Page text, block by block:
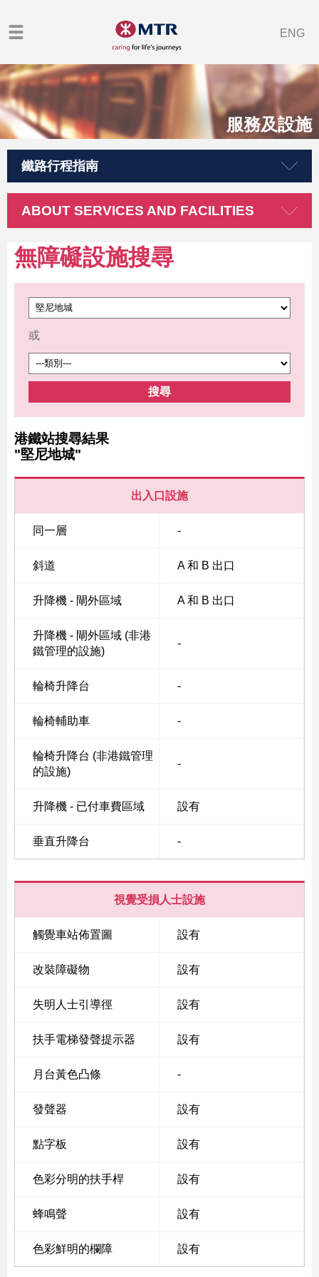
Content
ENG
服務及設施
鐵路行程指南
ABOUT SERVICES AND FACILITIES
無障礙設施搜尋
或
搜尋
港鐵站搜尋結果
"堅尼地城"
出入口設施
同一層 -
斜道 A 和 B 出口
升降機 - 閘外區域 A 和 B 出口
升降機 - 閘外區域 (非港
鐵管理的設施)
-
輪椅升降台 -
輪椅輔助車 -
輪椅升降台 (非港鐵管理
的設施)
-
升降機 - 已付車費區域 設有
垂直升降台 -
視覺受損人士設施
觸覺車站佈置圖 設有
改裝障礙物 設有
失明人士引導徑 設有
扶手電梯發聲提示器 設有
月台黃色凸條 -
發聲器 設有
點字板 設有
色彩分明的扶手桿 設有
蜂鳴聲 設有
色彩鮮明的欄障 設有